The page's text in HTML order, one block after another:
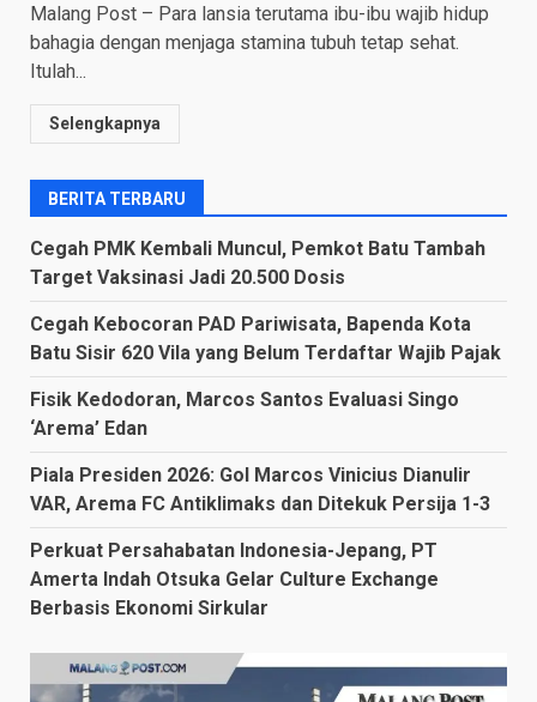
Malang Post – Para lansia terutama ibu-ibu wajib hidup
bahagia dengan menjaga stamina tubuh tetap sehat.
Itulah...
Selengkapnya
BERITA TERBARU
Cegah PMK Kembali Muncul, Pemkot Batu Tambah
Target Vaksinasi Jadi 20.500 Dosis
Cegah Kebocoran PAD Pariwisata, Bapenda Kota
Batu Sisir 620 Vila yang Belum Terdaftar Wajib Pajak
Fisik Kedodoran, Marcos Santos Evaluasi Singo
‘Arema’ Edan
Piala Presiden 2026: Gol Marcos Vinicius Dianulir
VAR, Arema FC Antiklimaks dan Ditekuk Persija 1-3
Perkuat Persahabatan Indonesia-Jepang, PT
Amerta Indah Otsuka Gelar Culture Exchange
Berbasis Ekonomi Sirkular